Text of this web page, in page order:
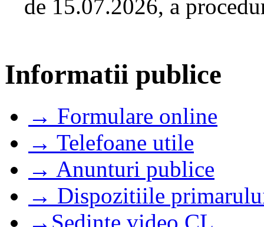
de 15.07.2026, a
Informatii publice
→ Formulare online
→ Telefoane utile
→ Anunturi publice
→ Dispozitiile